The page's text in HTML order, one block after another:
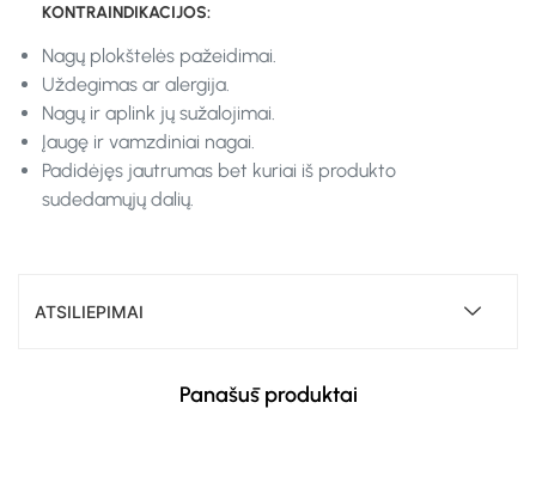
KONTRAINDIKACIJOS:
Nagų plokštelės pažeidimai.
Uždegimas ar alergija.
Nagų ir aplink jų sužalojimai.
Įaugę ir vamzdiniai nagai.
Padidėjęs jautrumas bet kuriai iš produkto
sudedamųjų dalių.
ATSILIEPIMAI
Panašūs produktai